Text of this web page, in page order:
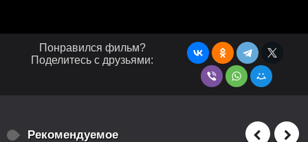
Понравился фильм?
Поделитесь с друзьями:
Рекомендуемое